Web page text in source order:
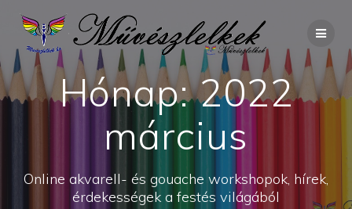
content
Hónap:2022
március
Online akvarell- és gouache workshopok, hírek,
érdekességek a festés világából